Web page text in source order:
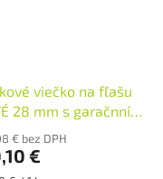
viečko na fľašu
28 mm s garačnním
€ bez DPH
€